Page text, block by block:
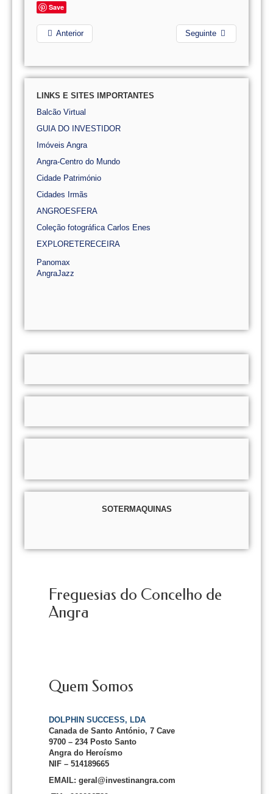
Save
Anterior Seguinte
LINKS E SITES IMPORTANTES
Balcão Virtual
GUIA DO INVESTIDOR
Imóveis Angra
Angra-Centro do Mundo
Cidade Património
Cidades Irmãs
ANGROESFERA
Coleção fotográfica Carlos Enes
EXPLORETERECEIRA
Panomax
AngraJazz
SOTERMAQUINAS
Freguesias do Concelho de
Angra
Quem Somos
DOLPHIN SUCCESS, LDA
Canada de Santo António, 7 Cave
9700 – 234 Posto Santo
Angra do Heroísmo
NIF – 514189665
EMAIL: geral@investinangra.com